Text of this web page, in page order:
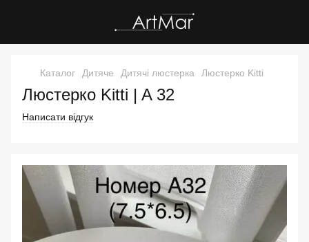
Каталог Дитяче Дитячі люстерка Люстерко Kitti
Люстерко Kitti | A 32
Написати відгук